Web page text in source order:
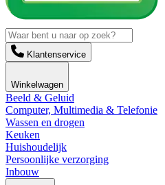
Klantenservice
Winkelwagen
Beeld & Geluid
Computer, Multimedia & Telefonie
Wassen en drogen
Keuken
Huishoudelijk
Persoonlijke verzorging
Inbouw